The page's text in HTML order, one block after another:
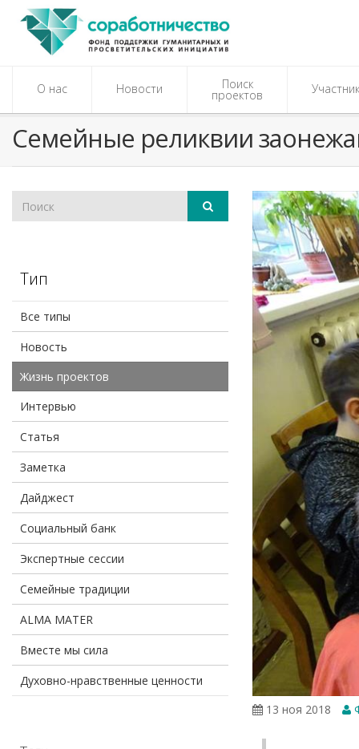
О нас Новости Поиск
проектов
Семейные реликвии
Тип
Все типы
Новость
Жизнь проектов
Интервью
Статья
Заметка
Дайджест
Социальный банк
Экспертные сессии
Семейные традиции
ALMA MATER
Вместе мы сила
Духовно-нравственные ценности
13 ноя 2018